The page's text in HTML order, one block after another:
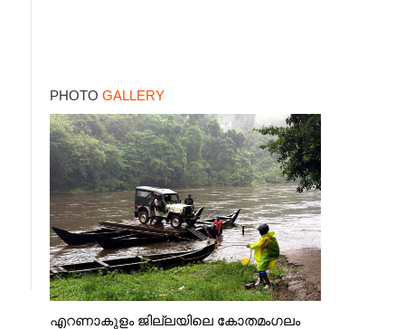
PHOTO GALLERY
എറണാകുളം ജില്ലയിലെ കോതമംഗലം